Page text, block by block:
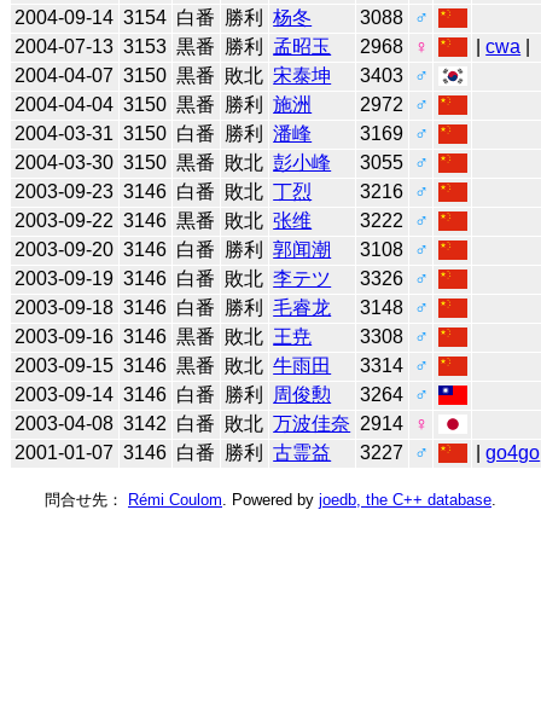
2004-09-14 3154 白番 勝利 杨冬 3088
♂
2004-07-13 3153 黒番 勝利 孟昭玉 2968 ♀ |cwa
2004-04-07 3150 黒番 敗北 宋泰坤 3403
♂
2004-04-04 3150 黒番 勝利 施洲 2972
♂
2004-03-31 3150 白番 勝利 潘峰 3169
♂
2004-03-30 3150 黒番 敗北 彭小峰 3055
♂
2003-09-23 3146 白番 敗北 丁烈 3216
♂
2003-09-22 3146 黒番 敗北 张维 3222
♂
2003-09-20 3146 白番 勝利 郭闻潮 3108
♂
2003-09-19 3146 白番 敗北 李テツ 3326
♂
2003-09-18 3146 白番 勝利 毛睿龙 3148
♂
2003-09-16 3146 黒番 敗北 王尭 3308
♂
2003-09-15 3146 黒番 敗北 牛雨田 3314
♂
2003-09-14 3146 白番 勝利 周俊勲 3264
♂
2003-04-08 3142 白番 敗北 万波佳奈 2914
♀
2001-01-07 3146 白番 勝利 古霊益 3227 ♂ |go4go
問合せ先： Rémi Coulom . Powered by joedb, the C++ database